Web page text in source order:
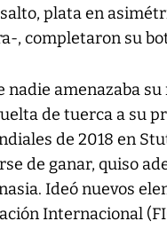
plata en
, completaron su
nadie amenazaba su
de tuerca a su
de 2018 en
de ganar, quiso
Ideó nuevos
Internacional